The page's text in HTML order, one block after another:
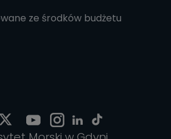
ze środków budżetu